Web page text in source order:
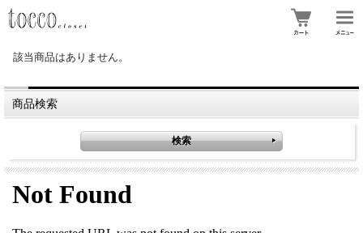
該当商品はありません。
商品検索